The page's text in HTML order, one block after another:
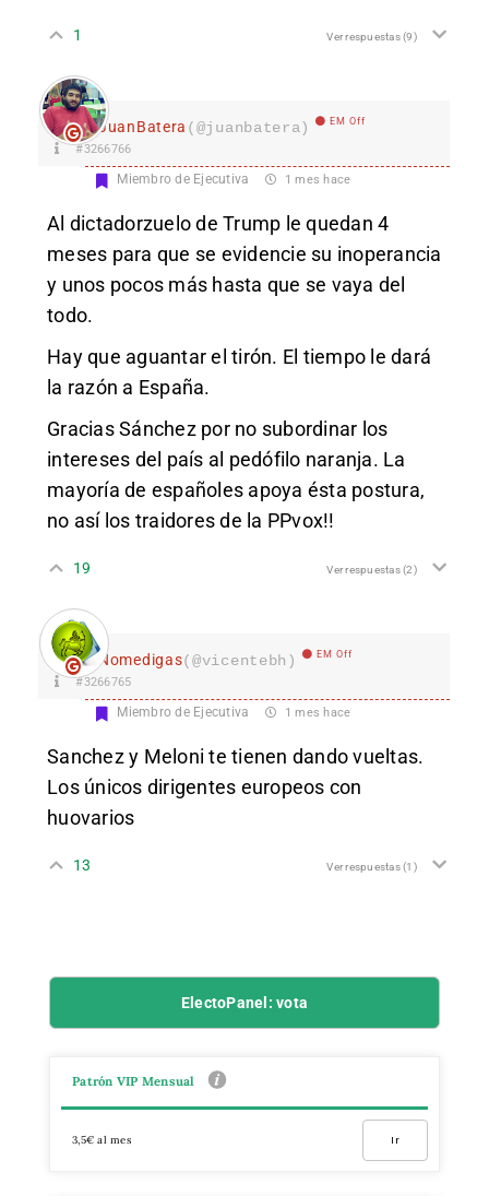
1 Ver respuestas(9)
JuanBatera (@juanbatera) EM Off
#3266766
Miembro de Ejecutiva 1 mes hace
Al dictadorzuelo de Trump le quedan 4
meses para que se evidencie su inoperancia
y unos pocos más hasta que se vaya del
todo.
Hay que aguantar el tirón. El tiempo le dará
la razón a España.
Gracias Sánchez por no subordinar los
intereses del país al pedófilo naranja. La
mayoría de españoles apoya ésta postura,
no así los traidores de la PPvox!!
19 Ver respuestas(2)
Nomedigas(@vicentebh) EM Off
#3266765
Miembro de Ejecutiva 1 mes hace
Sanchez y Meloni te tienen dando vueltas.
Los únicos dirigentes europeos con
huovarios
13 Ver respuestas(1)
ElectoPanel: vota
Patrón VIP Mensual
3,5€ al mes Ir